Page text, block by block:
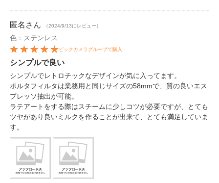
匿名 さん （2024/9/13にレビュー）
色：ステンレス
ビックカメラグループで購入
シンプルで良い
シンプルでレトロチックなデザインが気に入ってます。
ポルタフィルタは業務用と同じサイズの58mmで、質の良いエス
プレッソ抽出が可能。
ラテアートをする際はスチームに少しコツが必要ですが、とても
ツヤがあり良いミルクを作ることが出来て、とても満足していま
す。